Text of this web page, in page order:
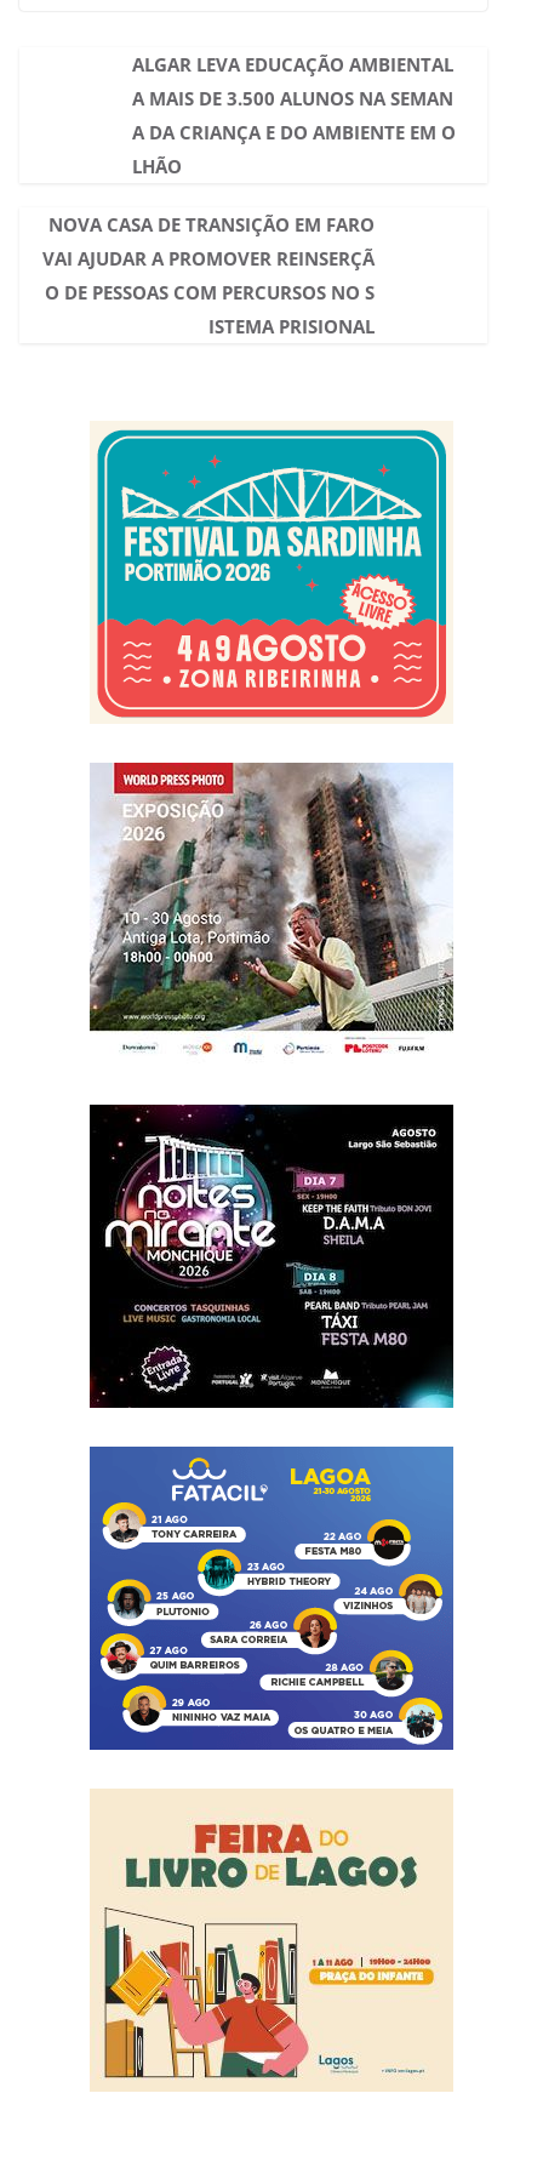
ALGAR LEVA EDUCAÇÃO AMBIENTAL
A MAIS DE 3.500 ALUNOS NA SEMAN
A DA CRIANÇA E DO AMBIENTE EM O
LHÃO
NOVA CASA DE TRANSIÇÃO EM FARO
VAI AJUDAR A PROMOVER REINSERÇÃ
O DE PESSOAS COM PERCURSOS NO S
ISTEMA PRISIONAL